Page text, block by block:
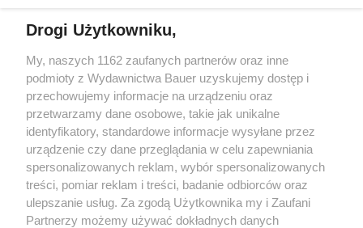
Drogi Użytkowniku,
My, naszych 1162 zaufanych partnerów oraz inne
podmioty z Wydawnictwa Bauer uzyskujemy dostęp i
przechowujemy informacje na urządzeniu oraz
przetwarzamy dane osobowe, takie jak unikalne
identyfikatory, standardowe informacje wysyłane przez
urządzenie czy dane przeglądania w celu zapewniania
spersonalizowanych reklam, wybór spersonalizowanych
treści, pomiar reklam i treści, badanie odbiorców oraz
ulepszanie usług. Za zgodą Użytkownika my i Zaufani
Partnerzy możemy używać dokładnych danych